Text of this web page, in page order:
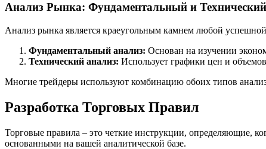
Анализ Рынка: Фундаментальный и Технический
Анализ рынка является краеугольным камнем любой
Фундаментальный анализ: Основан на изучении
Технический анализ: Использует графики цен и
Многие трейдеры используют комбинацию обоих типов
Разработка Торговых Правил
Торговые правила – это четкие инструкции, определяющие,
основанными на вашей аналитической базе.